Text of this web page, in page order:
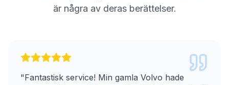
är några av deras berättelser.
"Fantastisk service! Min gamla Volvo hade